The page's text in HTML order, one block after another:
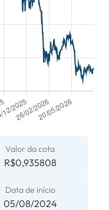
Valor da cota
R$0,935808
Data de início
05/08/2024